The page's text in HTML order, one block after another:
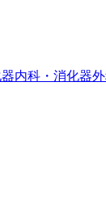
内科・消化器